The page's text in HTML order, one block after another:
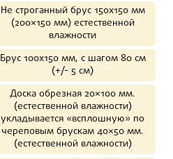
Не строганный брус 150х150 мм
(200×150 мм) естественной
влажности
Брус 100х150 мм, с шагом 80 см
(+/- 5 см)
Доска обрезная 20×100 мм.
(естественной влажности)
укладывается «всплошную» по
череповым брускам 40×50 мм.
(естественной влажности)